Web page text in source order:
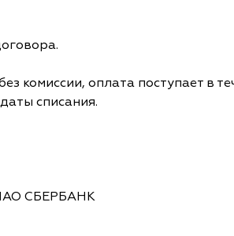
комиссии, оплата поступает в
списания.
СБЕРБАНК